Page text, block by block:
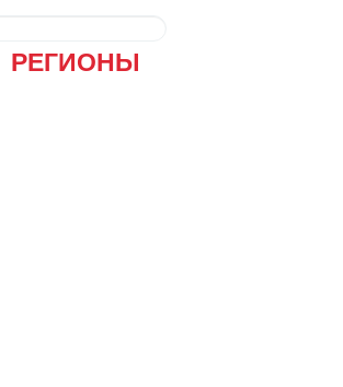
РЕГИОНЫ